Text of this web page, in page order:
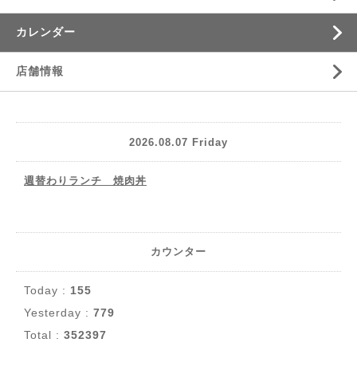
カレンダー
店舗情報
2026.08.07 Friday
週替わりランチ 焼肉丼
カウンター
Today : 155
Yesterday : 779
Total : 352397